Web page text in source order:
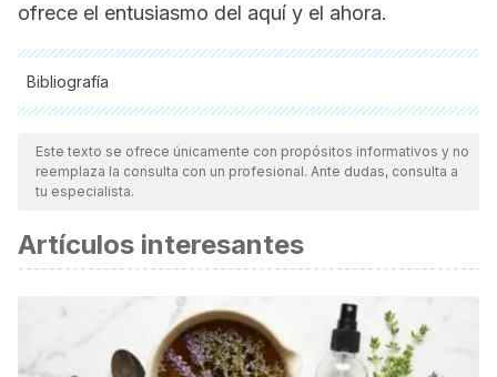
ofrece el entusiasmo del aquí y el ahora.
Bibliografía
Todas las fuentes citadas fueron revisadas a profundidad por
nuestro equipo, para asegurar su calidad, confiabilidad,
vigencia y validez.La bibliografía de este artículo fue
científica.
Flores Jiménez, C., Fernández Arata, M., Juárez García, A.,
Merino Soto, C., & Guimet Castro, M. (2015). Entusiasmo por
el trabajo (engagement): un estudio de validez en
profesionales de la docencia en Lima,
Este texto se ofrece únicamente con propósitos informativos y no
reemplaza la consulta con un profesional. Ante dudas, consulta a
tu especialista.
Artículos interesantes